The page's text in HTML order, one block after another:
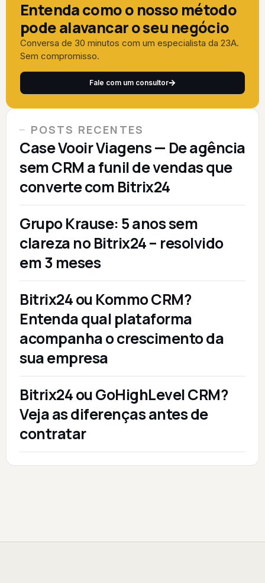
Entenda como o nosso método
pode alavancar o seu negócio
Conversa de 30 minutos com um especialista da 23A.
Sem compromisso.
Fale com um consultor
POSTS RECENTES
Case Vooir Viagens — De agência
sem CRM a funil de vendas que
converte com Bitrix24
Grupo Krause: 5 anos sem
clareza no Bitrix24 – resolvido
em 3 meses
Bitrix24 ou Kommo CRM?
Entenda qual plataforma
acompanha o crescimento da
sua empresa
Bitrix24 ou GoHighLevel CRM?
Veja as diferenças antes de
contratar